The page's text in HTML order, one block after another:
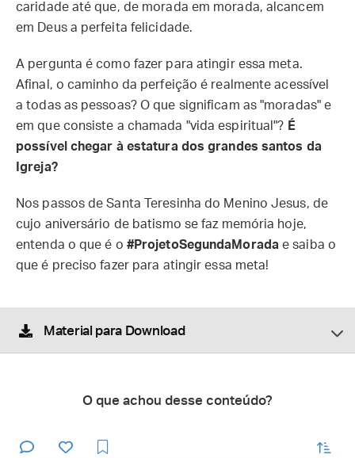
caridade até que, de morada em morada, alcancem
em Deus a perfeita felicidade.
A pergunta é como fazer para atingir essa meta.
Afinal, o caminho da perfeição é realmente acessível
a todas as pessoas? O que significam as "moradas" e
em que consiste a chamada "vida espiritual"? É
possível chegar à estatura dos grandes santos da
Igreja?
Nos passos de Santa Teresinha do Menino Jesus, de
cujo aniversário de batismo se faz memória hoje,
entenda o que é o #ProjetoSegundaMorada e saiba o
que é preciso fazer para atingir essa meta!
Material para Download
O que achou desse conteúdo?
enviar